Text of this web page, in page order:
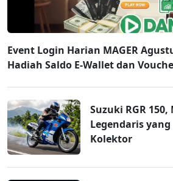
Event Login Harian MAGER
Hadiah Saldo E-Wallet dan
Suzuki RGR
Legendaris
Kolektor